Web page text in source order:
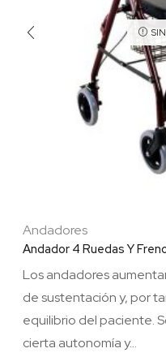
Andadores
Andador 4 Ruedas Y
Los andadores
de sustentación y, por
equilibrio del paciente.
cierta autonomía y...